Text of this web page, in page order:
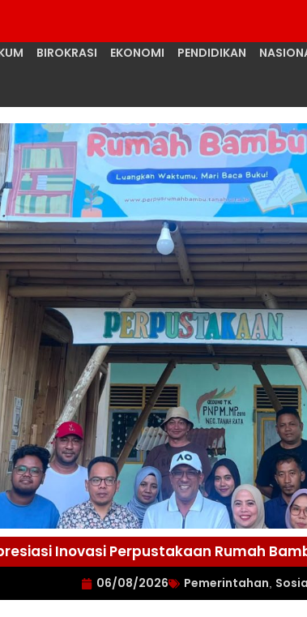
BIROKRASI EKONOMI PENDIDIKAN
Inovasi Perpustakaan Rumah
06/08/2026 Pemerintahan